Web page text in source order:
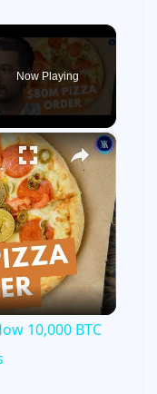
Now Playing
×
Pizzas
10,000 BTC